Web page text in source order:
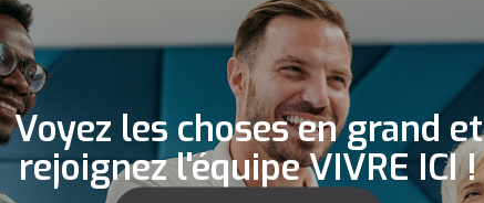
Voyez les choses en grand et
rejoignez l'équipe VIVRE ICI !